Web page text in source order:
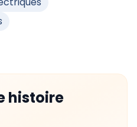
histoire